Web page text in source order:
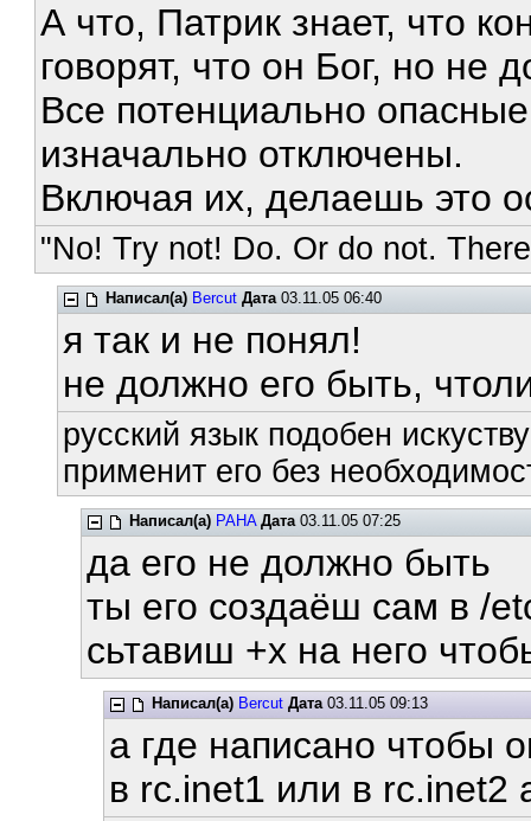
А что, Патрик знает, что
говорят, что он Бог, но не
Все потенциально
изначально отключены.
Включая их, делаешь это
"No! Try not! Do. Or do not.
Написал(а) Bercut Дата03.11.05 06:40
я так и не понял!
не должно его быть,
русский язык подобен
применит его без
Написал(а) PAHA Дата03.11.05 07:25
да его не должно быть
ты его создаёш сам в /
сьтавиш +х на него
Написал(а) Bercut Дата03.11.05 09:13
а где написано чтобы
в rc.inet1 или в rc.inet2